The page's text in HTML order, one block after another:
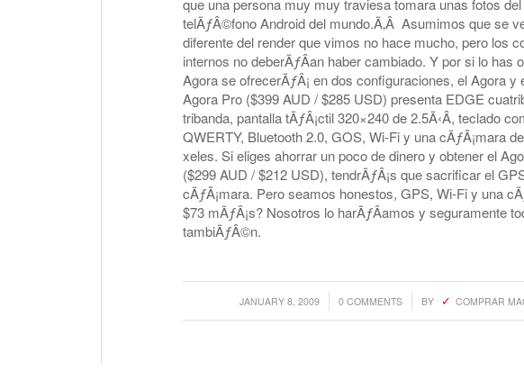
que una persona muy muy traviesa tomara unas fotos
telÃƒÂ©fono Android del mundo.Ã‚Â Asumimos que se
diferente del render que vimos no hace mucho, pero los
internos no deberÃƒÂ­an haber cambiado. Y por si lo has
Agora se ofrecerÃƒÂ¡ en dos configuraciones, el Agora y
Agora Pro ($399 AUD / $285 USD) presenta EDGE
tribanda, pantalla tÃƒÂ¡ctil 320×240 de 2.5Ã‹Â, teclado
QWERTY, Bluetooth 2.0, GOS, Wi-Fi y una cÃƒÂ¡mara
xeles. Si eliges ahorrar un poco de dinero y obtener el
($299 AUD / $212 USD), tendrÃƒÂ¡s que sacrificar el
cÃƒÂ¡mara. Pero seamos honestos, GPS, Wi-Fi y una
$73 mÃƒÂ¡s? Nosotros lo harÃƒÂ­amos y seguramente
tambiÃƒÂ©n.
JANUARY 8, 2009
/ 0 COMMENTS
/ BY COMPRAR